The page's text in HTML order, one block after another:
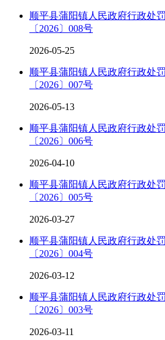
顺平县蒲阳镇人民政府行政处
〔2026〕008号
2026-05-25
顺平县蒲阳镇人民政府行政处
〔2026〕007号
2026-05-13
顺平县蒲阳镇人民政府行政处
〔2026〕006号
2026-04-10
顺平县蒲阳镇人民政府行政处
〔2026〕005号
2026-03-27
顺平县蒲阳镇人民政府行政处
〔2026〕004号
2026-03-12
顺平县蒲阳镇人民政府行政处
〔2026〕003号
2026-03-11